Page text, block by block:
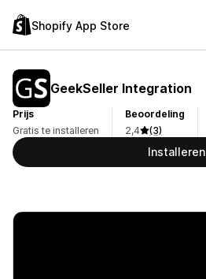
Shopify App Store
GeekSeller Integration
Prijs
Gratis te installeren
Beoordeling
2,4
(3)
Installeren